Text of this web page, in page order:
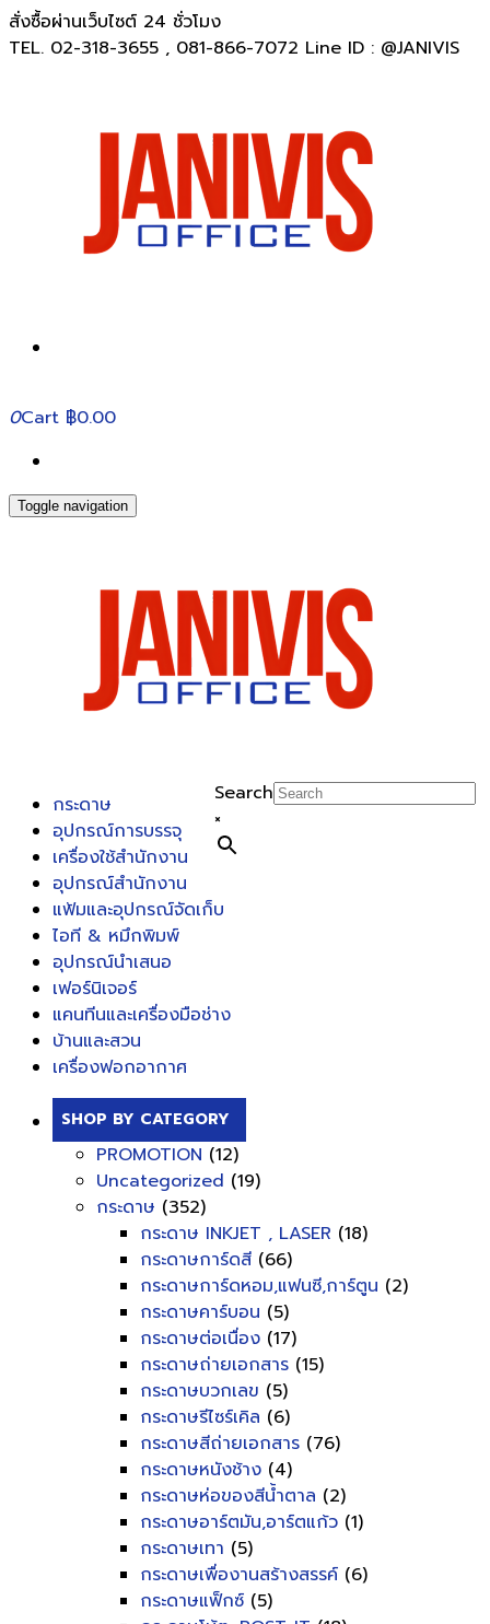
สั่งซื้อผ่านเว็บไซต์ 24 ชั่วโมง
TEL. 02-318-3655 , 081-866-7072 Line ID : @JANIVIS
0Cart ฿0.00
Toggle navigation
Search
×
กระดาษ
อุปกรณ์การบรรจุ
เครื่องใช้สำนักงาน
อุปกรณ์สำนักงาน
แฟ้มและอุปกรณ์จัดเก็บ
ไอที & หมึกพิมพ์
อุปกรณ์นำเสนอ
เฟอร์นิเจอร์
แคนทีนและเครื่องมือช่าง
บ้านและสวน
เครื่องฟอกอากาศ
SHOP BY CATEGORY
PROMOTION (12)
Uncategorized (19)
กระดาษ (352)
กระดาษ INKJET , LASER (18)
กระดาษการ์ดสี (66)
กระดาษการ์ดหอม,แฟนซี,การ์ตูน (2)
กระดาษคาร์บอน (5)
กระดาษต่อเนื่อง (17)
กระดาษถ่ายเอกสาร (15)
กระดาษบวกเลข (5)
กระดาษรีไซร์เคิล (6)
กระดาษสีถ่ายเอกสาร (76)
กระดาษหนังช้าง (4)
กระดาษห่อของสีน้ำตาล (2)
กระดาษอาร์ตมัน,อาร์ตแก้ว (1)
กระดาษเทา (5)
กระดาษเพื่องานสร้างสรรค์ (6)
กระดาษแฟ็กซ์ (5)